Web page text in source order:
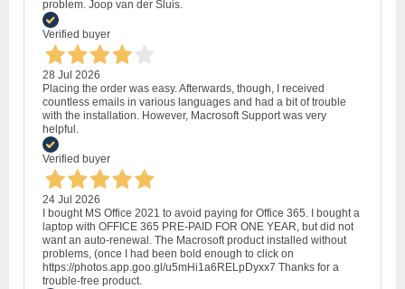
problem. Joop van der Sluis.
Verified buyer
28 Jul 2026
Placing the order was easy. Afterwards, though, I received
countless emails in various languages and had a bit of trouble
with the installation. However, Macrosoft Support was very
helpful.
Verified buyer
24 Jul 2026
I bought MS Office 2021 to avoid paying for Office 365. I bought a
laptop with OFFICE 365 PRE-PAID FOR ONE YEAR, but did not
want an auto-renewal. The Macrosoft product installed without
problems, (once I had been bold enough to click on
https://photos.app.goo.gl/u5mHi1a6RELpDyxx7 Thanks for a
trouble-free product.